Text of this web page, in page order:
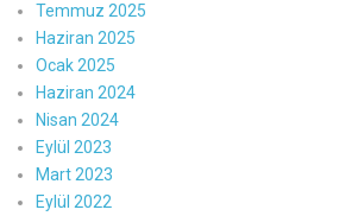
Temmuz 2025
Haziran 2025
Ocak 2025
Haziran 2024
Nisan 2024
Eylül 2023
Mart 2023
Eylül 2022